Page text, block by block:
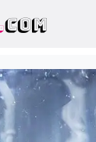
COM